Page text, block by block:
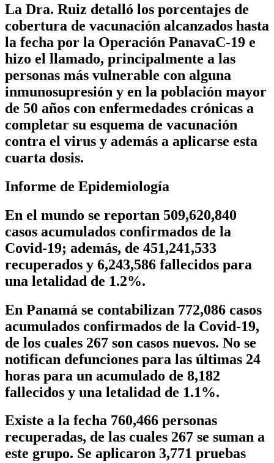
La Dra. Ruiz detalló los porcentajes de
cobertura de vacunación alcanzados hasta
la fecha por la Operación PanavaC-19 e
hizo el llamado, principalmente a las
personas más vulnerable con alguna
inmunosupresión y en la población mayor
de 50 años con enfermedades crónicas a
completar su esquema de vacunación
contra el virus y además a aplicarse esta
cuarta dosis.
Informe de Epidemiología
En el mundo se reportan 509,620,840
casos acumulados confirmados de la
Covid-19; además, de 451,241,533
recuperados y 6,243,586 fallecidos para
una letalidad de 1.2%.
En Panamá se contabilizan 772,086 casos
acumulados confirmados de la Covid-19,
de los cuales 267 son casos nuevos. No se
notifican defunciones para las últimas 24
horas para un acumulado de 8,182
fallecidos y una letalidad de 1.1%.
Existe a la fecha 760,466 personas
recuperadas, de las cuales 267 se suman a
este grupo. Se aplicaron 3,771 pruebas